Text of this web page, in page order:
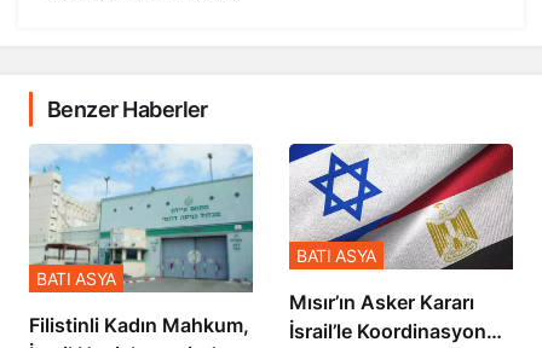
Benzer Haberler
Filistinli Kadın Mahkum,
BATI ASYA
Mısır’ın Asker Kararı
İsrail’le Koordinasyon
BATI ASYA